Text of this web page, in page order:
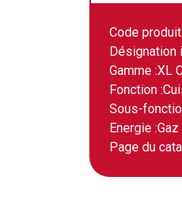
Code produit
Désignation
Gamme :XL
Fonction :
Sous-
Energie :Gaz
Page du